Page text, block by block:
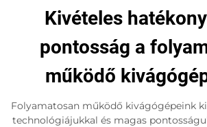
Kivételes
pontosság a
működő
Folyamatosan működő kivágógépeink
technológiájukkal és magas